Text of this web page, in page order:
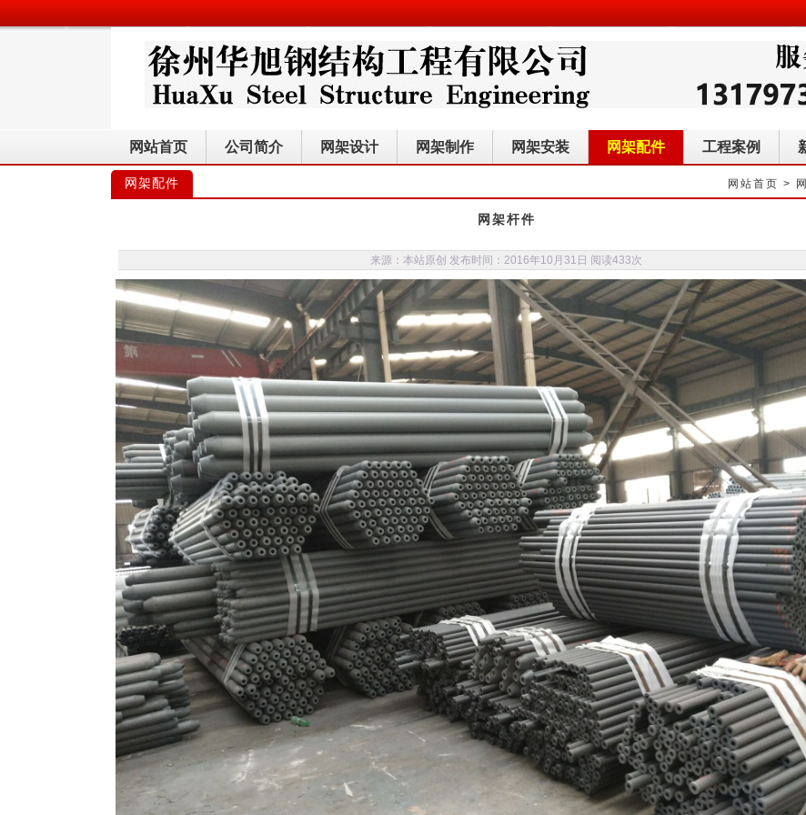
网站首页 公司简介 网架设计 网架制作 网架安装 网架配件 工程案例
网架配件 网站首页 >
网架杆件
来源：本站原创 发布时间：2016年10月31日 阅读433次